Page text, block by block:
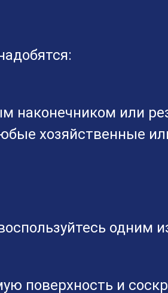
наконечником или
хозяйственные
одним
поверхность и